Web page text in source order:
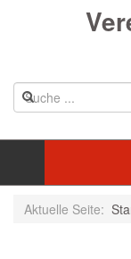
Aktuelle Seite: